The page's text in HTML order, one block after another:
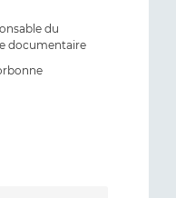
du
documentaire